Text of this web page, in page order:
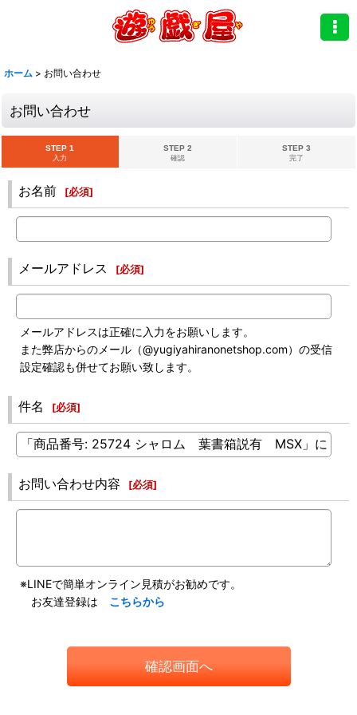
ホーム > お問い合わせ
お問い合わせ
STEP 1
入力
STEP 2
確認
STEP 3
完了
お名前 [必須]
メールアドレス [必須]
メールアドレスは正確に入力をお願いします。
また弊店からのメール（@yugiyahiranonetshop.com）の受信
設定確認も併せてお願い致します。
件名 [必須]
お問い合わせ内容 [必須]
※LINEで簡単オンライン見積がお勧めです。
お友達登録は こちらから
確認画面へ